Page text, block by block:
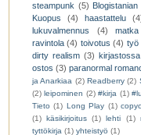
steampunk (5)
Kuopus
(4) haastattelu
lukuvalmennus
(4) matka
ravintola (4) toivotus (4) työ
dirty realism (3) kirjastossa
ostos (3) paranormal
ja Anarkiaa (2) Readberry (2)
(2) leipominen (2) #kirja (1)
Tieto (1) Long Play (1)
(1) käsikirjoitus (1) lehti (1)
tyttökirja (1) yhteistyö (1)